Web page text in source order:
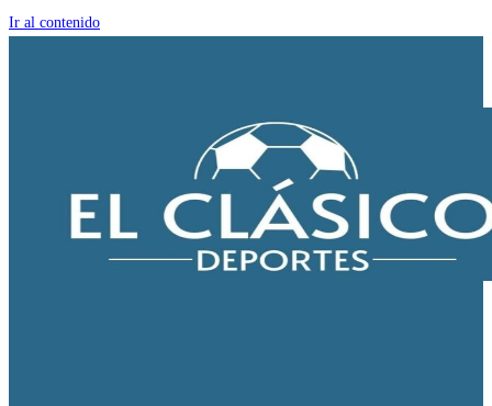
Ir al contenido